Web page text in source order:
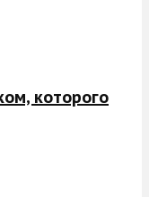
которого